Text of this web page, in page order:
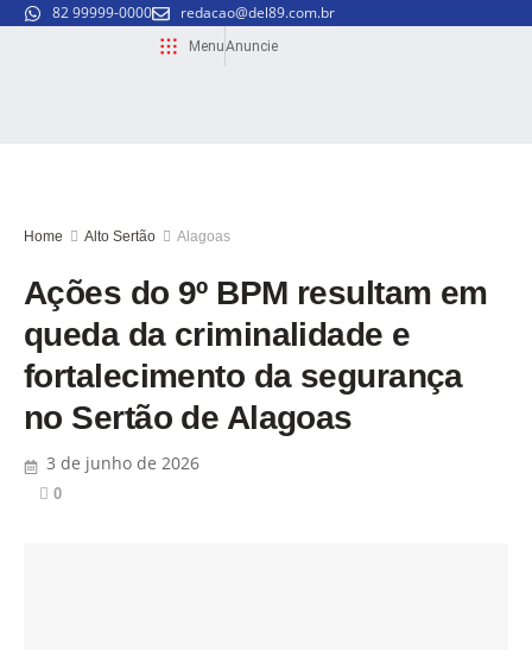
82 99999-0000 redacao@del89.com.br
MenuAnuncie
Home Alto Sertão Alagoas
Ações do 9º BPM resultam em
queda da criminalidade e
fortalecimento da segurança
no Sertão de Alagoas
3 de junho de 2026
0